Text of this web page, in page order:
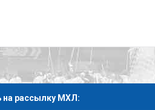
на рассылку МХЛ: